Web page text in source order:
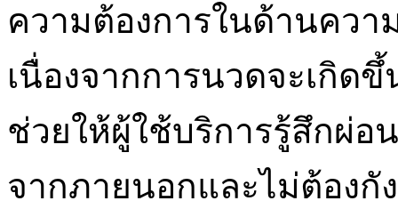
ความต้องการในด้านควา
เนื่องจากการนวดจะเกิด
ช่วยให้ผู้ใช้บริการรู้สึกผ่
จากภายนอกและไม่ต้อง